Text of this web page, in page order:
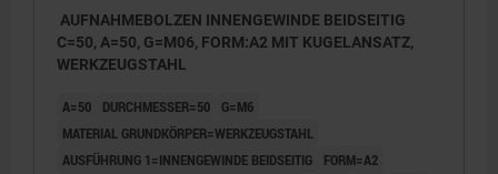
AUFNAHMEBOLZEN INNENGEWINDE BEIDSEITIG
C=50, A=50, G=M06, FORM:A2 MIT KUGELANSATZ,
WERKZEUGSTAHL
A=50 DURCHMESSER=50
G=M6
MATERIAL GRUNDKÖRPER=WERKZEUGSTAHL
AUSFÜHRUNG 1=INNENGEWINDE BEIDSEITIG
FORM=A2